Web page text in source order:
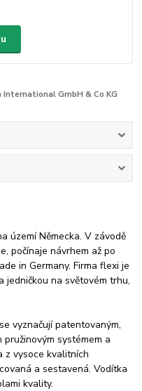
GmbH & Co KG
území Německa. V závodě
počínaje návrhem až po
in Germany. Firma flexi je
jedničkou na světovém trhu,
vyznačují patentovaným,
systémem a
z vysoce kvalitních
a sestavená. Vodítka
kvality.